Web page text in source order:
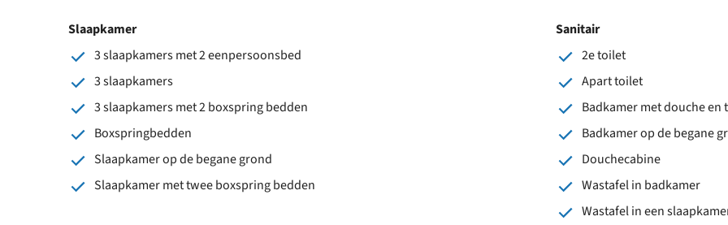
Slaapkamer
3 slaapkamers met 2 eenpersoonsbed
3 slaapkamers
3 slaapkamers met 2 boxspring bedden
Boxspringbedden
Slaapkamer op de begane grond
Slaapkamer met twee boxspring bedden
Sanitair
2e toilet
Apart toilet
Badkamer met douche en
Badkamer op de begane
Douchecabine
Wastafel in badkamer
Wastafel in een